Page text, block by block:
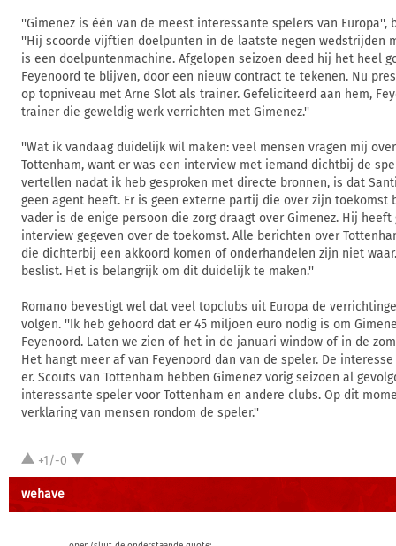
''Gimenez is één van de meest interessante spelers van Europa'',
''Hij scoorde vijftien doelpunten in de laatste negen wedstrijden
is een doelpuntenmachine. Afgelopen seizoen deed hij het heel
Feyenoord te blijven, door een nieuw contract te tekenen. Nu
op topniveau met Arne Slot als trainer. Gefeliciteerd aan hem,
trainer die geweldig werk verrichten met Gimenez.''
''Wat ik vandaag duidelijk wil maken: veel mensen vragen mij
Tottenham, want er was een interview met iemand dichtbij de
vertellen nadat ik heb gesproken met directe bronnen, is dat
geen agent heeft. Er is geen externe partij die over zijn toekomst
vader is de enige persoon die zorg draagt over Gimenez. Hij heeft
interview gegeven over de toekomst. Alle berichten over
die dichterbij een akkoord komen of onderhandelen zijn niet
beslist. Het is belangrijk om dit duidelijk te maken.''
Romano bevestigt wel dat veel topclubs uit Europa de
volgen. ''Ik heb gehoord dat er 45 miljoen euro nodig is om
Feyenoord. Laten we zien of het in de januari window of in de
Het hangt meer af van Feyenoord dan van de speler. De
er. Scouts van Tottenham hebben Gimenez vorig seizoen al
interessante speler voor Tottenham en andere clubs. Op dit
verklaring van mensen rondom de speler.''
+1/-0
wehave